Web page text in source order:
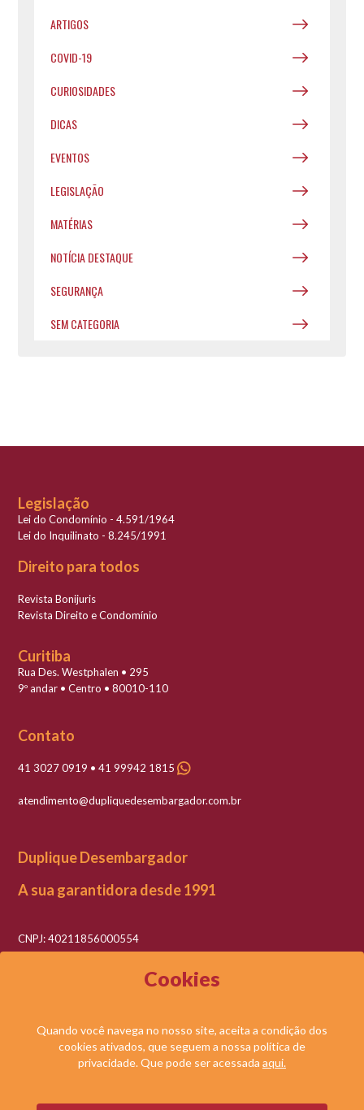
Cookies
Quando você navega no nosso site, aceita a condição dos
cookies ativados, que seguem a nossa política de
privacidade. Que pode ser acessada aqui.
ARTIGOS
COVID-19
CURIOSIDADES
DICAS
EVENTOS
LEGISLAÇÃO
MATÉRIAS
NOTÍCIA DESTAQUE
SEGURANÇA
SEM CATEGORIA
Legislação
Lei do Condomínio - 4.591/1964
Lei do Inquilinato - 8.245/1991
Direito para todos
Revista Bonijuris
Revista Direito e Condomínio
Curitiba
Rua Des. Westphalen • 295
9º andar • Centro • 80010-110
Contato
41 3027 0919 • 41 99942 1815
atendimento@dupliquedesembargador.com.br
Duplique Desembargador
A sua garantidora desde 1991
CNPJ: 40211856000554
Razão social: Duplique Desembargador LTDA
© DUPLIQUE DESEMBARGADOR LTDA. TODOS OS DIREITOS RESERVADOS.